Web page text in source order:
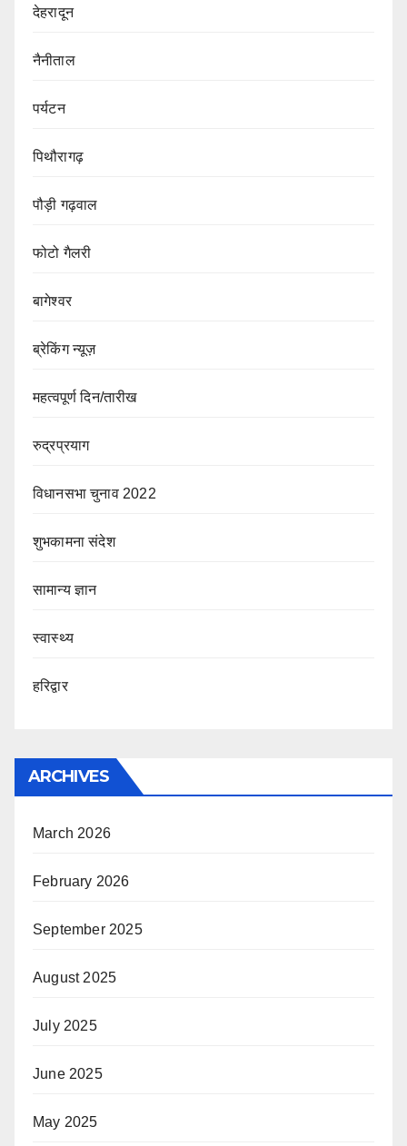
देहरादून
नैनीताल
पर्यटन
पिथौरागढ़
पौड़ी गढ़वाल
फोटो गैलरी
बागेश्वर
ब्रेकिंग न्यूज़
महत्वपूर्ण दिन/तारीख
रुद्रप्रयाग
विधानसभा चुनाव 2022
शुभकामना संदेश
सामान्य ज्ञान
स्वास्थ्य
हरिद्वार
ARCHIVES
March 2026
February 2026
September 2025
August 2025
July 2025
June 2025
May 2025